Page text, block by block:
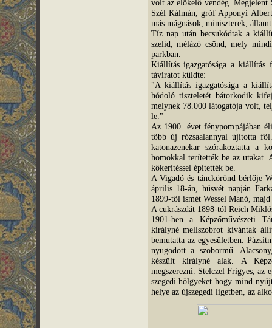
volt az előkelő vendég. Megjelent
Szél Kálmán, gróf Apponyi
más mágnások, miniszterek,
Tíz nap után becsukódtak a
szelíd, mélázó csönd, mely
parkban.
Kiállítás igazgatósága a kiállítás
táviratot küldte:
"A kiállítás igazgatósága a
hódoló tiszteletét bátorkodik
melynek 78.000 látogatója volt,
le."
Az 1900. évet fénypompájában
több új rózsaalannyal újította
katonazenekar szórakoztatta a
homokkal terítették be az
kőkerítéssel építették be.
A Vigadó és tánckörönd bérlője
április 18-án, húsvét napján
1899-től ismét Wessel Manó,
A cukrászdát 1898-tól Reich
1901-ben a Képzőművészeti
királyné mellszobrot kívántak
bemutatta az egyesületben.
nyugodott a szobormű.
készült királyné alak. A
megszerezni. Stelczel Frigyes, az
szegedi hölgyeket hogy mind
helye az újszegedi ligetben, az